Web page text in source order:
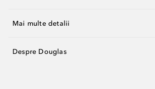
Mai multe detalii
Despre Douglas